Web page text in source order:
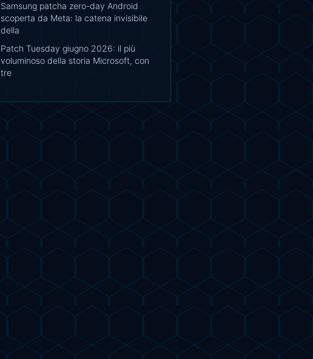
Samsung patcha zero-day Android
scoperta da Meta: la catena invisibile
della
Patch Tuesday giugno 2026: il più
voluminoso della storia Microsoft, con
tre